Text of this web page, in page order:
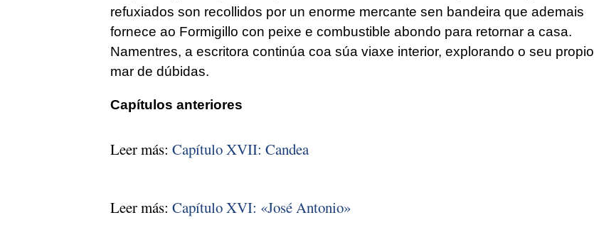
refuxiados son recollidos por un enorme mercante sen bandeira que ademais
fornece ao Formigillo con peixe e combustible abondo para retornar a casa.
Namentres, a escritora continúa coa súa viaxe interior, explorando o seu propio
mar de dúbidas.
Capítulos anteriores
Leer más: Capítulo XVII: Candea
Leer más: Capítulo XVI: «José Antonio»